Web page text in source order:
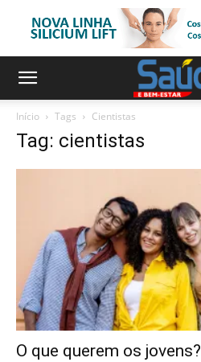
Início Tags Cientistas
Tag: cientistas
O que querem os jovens?